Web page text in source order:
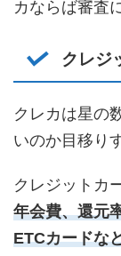
カならば審査
クレジ
クレカは星の
いのか目移り
クレジットカ
年会費、還元
ETCカードな